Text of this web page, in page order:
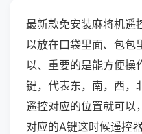
最新款免安装麻将机遥
以放在口袋里面、包包
以、重要的是能方便操
键，代表东，南，西，
遥控对应的位置就可以
对应的A键这时候遥控